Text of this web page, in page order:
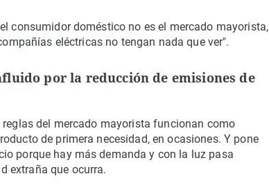
consumidor doméstico no es el mercado mayorista,
eléctricas no tengan nada que ver".
por la reducción de emisiones de
reglas del mercado mayorista funcionan como
de primera necesidad, en ocasiones. Y pone
porque hay más demanda y con la luz pasa
extraña que ocurra.